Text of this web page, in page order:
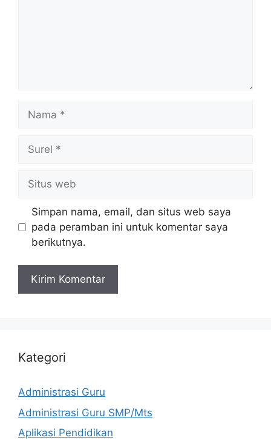
web
Simpan nama, email, dan situs web saya
pada peramban ini untuk komentar saya
berikutnya.
Kategori
Administrasi Guru
Administrasi Guru SMP/Mts
Aplikasi Pendidikan